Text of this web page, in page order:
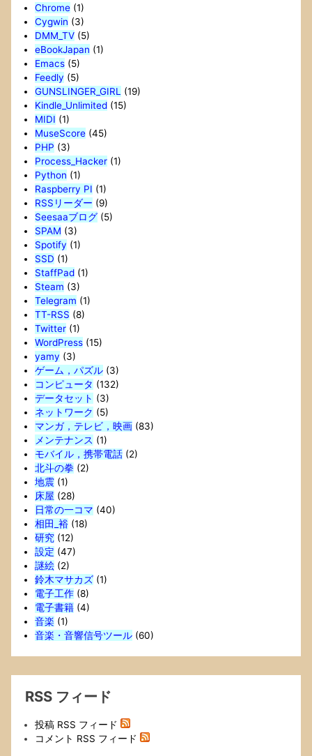
Chrome(1)
Cygwin (3)
DMM_TV(5)
eBookJapan (1)
Emacs(5)
Feedly (5)
GUNSLINGER_GIRL
(19)
Kindle_Unlimited(15)
MIDI (1)
MuseScore(45)
PHP (3)
Process_Hacker(1)
Python (1)
Raspberry PI (1)
RSSリーダー (9)
Seesaaブログ(5)
SPAM (3)
Spotify (1)
SSD (1)
StaffPad(1)
Steam (3)
Telegram (1)
TT-RSS (8)
Twitter(1)
WordPress(15)
yamy (3)
ゲーム，パズル(3)
コンピュータ (132)
データセット (3)
ネットワーク (5)
マンガ，テレビ，映画(83)
メンテナンス (1)
モバイル，携帯電話(2)
北斗の拳 (2)
地震(1)
床屋 (28)
日常の一コマ (40)
相田_裕(18)
研究(12)
設定 (47)
謎絵(2)
鈴木マサカズ(1)
電子工作(8)
電子書籍(4)
音楽 (1)
音楽・音響信号ツール(60)
RSS フィード
投稿 RSS フィード
コメント RSS フィード